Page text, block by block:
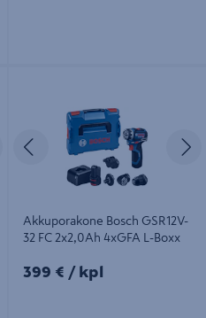
SeuraavaEdellinen
Akkuporakone Bosch GSR12V-
32 FC 2x2,0Ah 4xGFA L-Boxx
399€/kpl
399 € / kpl